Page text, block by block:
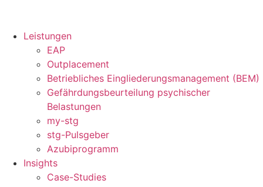
Leistungen
EAP
Outplacement
Betriebliches Eingliederungsmanagement (BEM)
Gefährdungsbeurteilung psychischer
Belastungen
my-stg
stg-Pulsgeber
Azubiprogramm
Insights
Case-Studies